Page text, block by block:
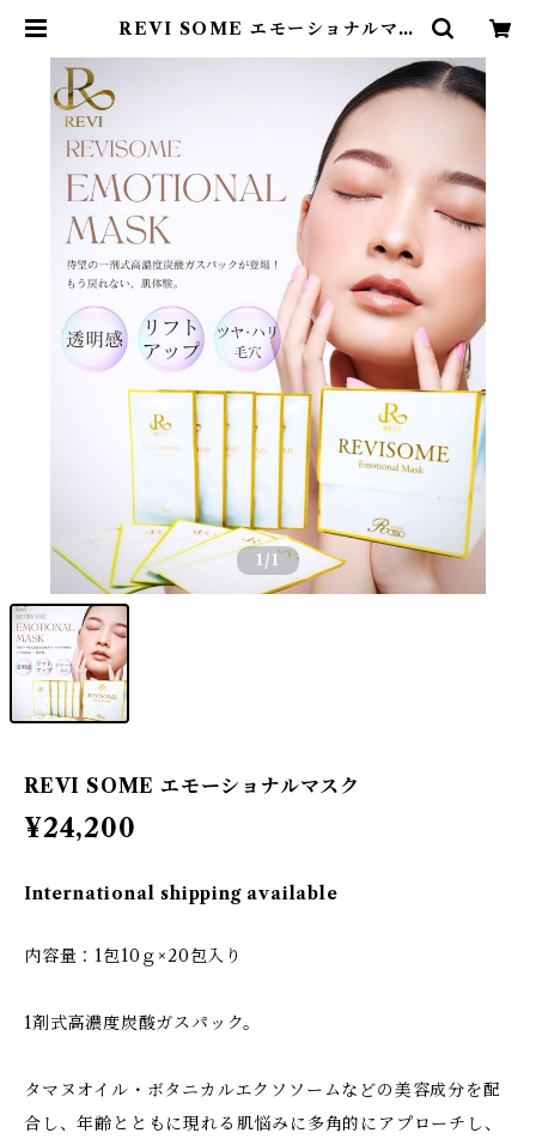
REVI SOME エモーショナルマス
1 /1
REVI SOME エモーショナルマスク
¥24,200
International shipping available
内容量：1包10ｇ×20包入り
1剤式高濃度炭酸ガスパック。
タマヌオイル・ボタニカルエクソソームなどの美容成分を配
合し、年齢とともに現れる肌悩みに多角的にアプローチし、